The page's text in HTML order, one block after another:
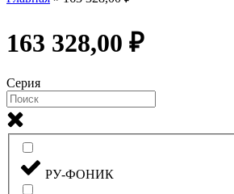
163 328,00 ₽
Серия
РУ-ФОНИК